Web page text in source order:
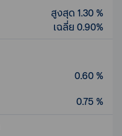
สูงสุด 1.30 %
เฉลี่ย 0.90%
0.60 %
0.75 %